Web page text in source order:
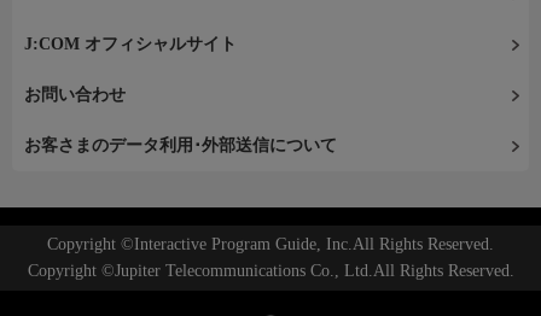
J:COM オフィシャルサイト
お問い合わせ
お客さまのデータ利用･外部送信について
Copyright ©Interactive Program Guide, Inc.All Rights Reserved.
Copyright ©Jupiter Telecommunications Co., Ltd.All Rights Reserved.